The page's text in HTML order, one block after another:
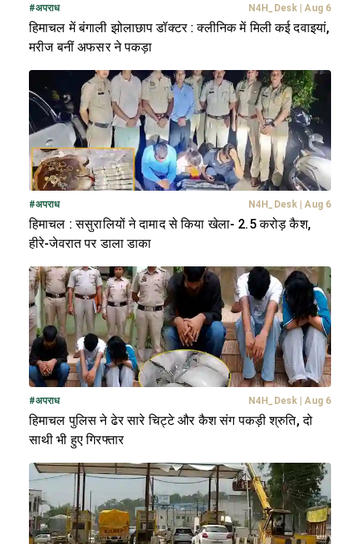
#अपराध N4H_Desk Aug 6
हिमाचल में बंगाली झोलाछाप डॉक्टर : क्लीनिक में मिली कई दवाइयां,
मरीज बनीं अफसर ने पकड़ा
#अपराध N4H_Desk Aug 6
हिमाचल : ससुरालियों ने दामाद से किया खेला- 2.5 करोड़ कैश,
हीरे-जेवरात पर डाला डाका
#अपराध N4H_Desk Aug 6
हिमाचल पुलिस ने ढेर सारे चिट्टे और कैश संग पकड़ी श्रुति, दो
साथी भी हुए गिरफ्तार